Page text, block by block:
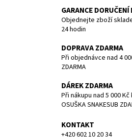
GARANCE
Objednejte zboží
24 hodin
DOPRAVA ZDARMA
Při objednávce nad 4
ZDARMA
DÁREK ZDARMA
Při nákupu nad 5 000
OSUŠKA SNAKESUB
KONTAKT
+420 602 10 20 34